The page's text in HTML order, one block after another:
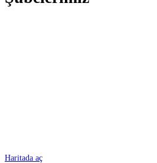
Haritada aç